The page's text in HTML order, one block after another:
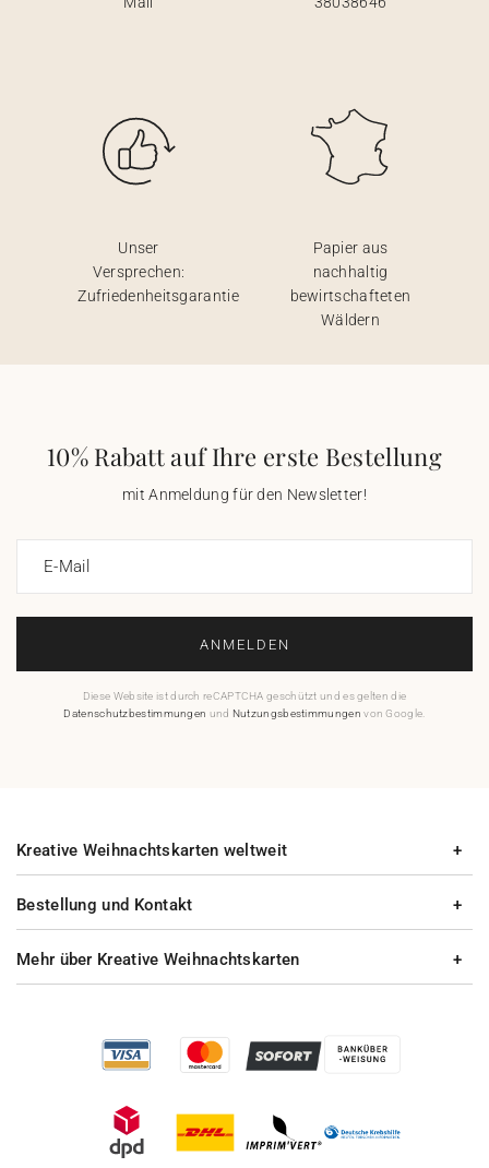
Unser
Versprechen:
Zufriedenheitsgarantie
Papier aus
nachhaltig
bewirtschafteten
Wäldern
10% Rabatt auf Ihre erste Bestellung
mit Anmeldung für den Newsletter!
E-Mail
ANMELDEN
Diese Website ist durch reCAPTCHA geschützt und es gelten die
Datenschutzbestimmungen und Nutzungsbestimmungen von Google.
Bestellung und Kontakt
Mehr über Kreative Weihnachtskarten
Kreative Weihnachtskarten weltweit